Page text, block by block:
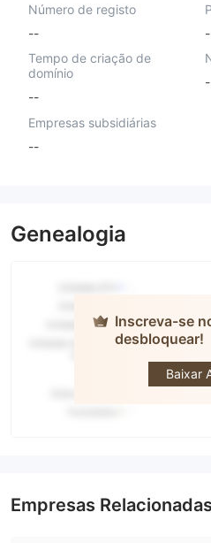
Número de registo
--
Tempo de criação de
domínio
--
Empresas subsidiárias
--
Genealogia
Inscreva-se
desbloquear!
Baixar
Broker
Empresas Relacionadas